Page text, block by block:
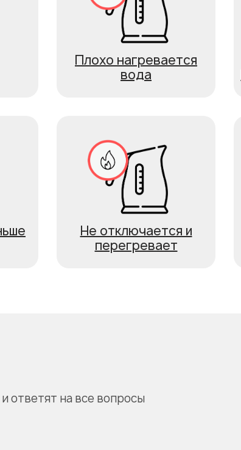
Плохо нагревается
вода
Не отключается и
перегревает
ответят на все вопросы